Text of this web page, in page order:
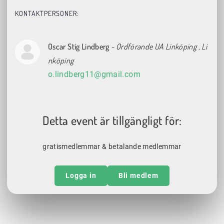
KONTAKTPERSONER:
Oscar Stig Lindberg - Ordförande UA Linköping, Li
nköping
o.lindberg11@gmail.com
Detta event är tillgängligt för:
gratismedlemmar & betalande medlemmar
Logga in Bli medlem